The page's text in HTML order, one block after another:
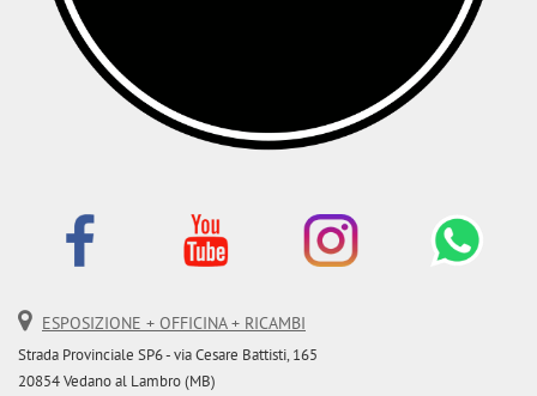
ESPOSIZIONE + OFFICINA + RICAMBI
Strada Provinciale SP6 - via Cesare Battisti, 165
20854 Vedano al Lambro (MB)